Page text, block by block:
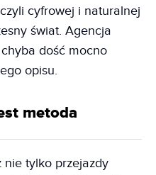
cyfrowej i naturalnej
świat. Agencja
dość mocno
opisu.
metoda
nie tylko przejazdy